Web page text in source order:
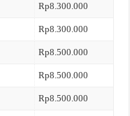
Rp8.300.000
Rp8.300.000
Rp8.500.000
Rp8.500.000
Rp8.500.000